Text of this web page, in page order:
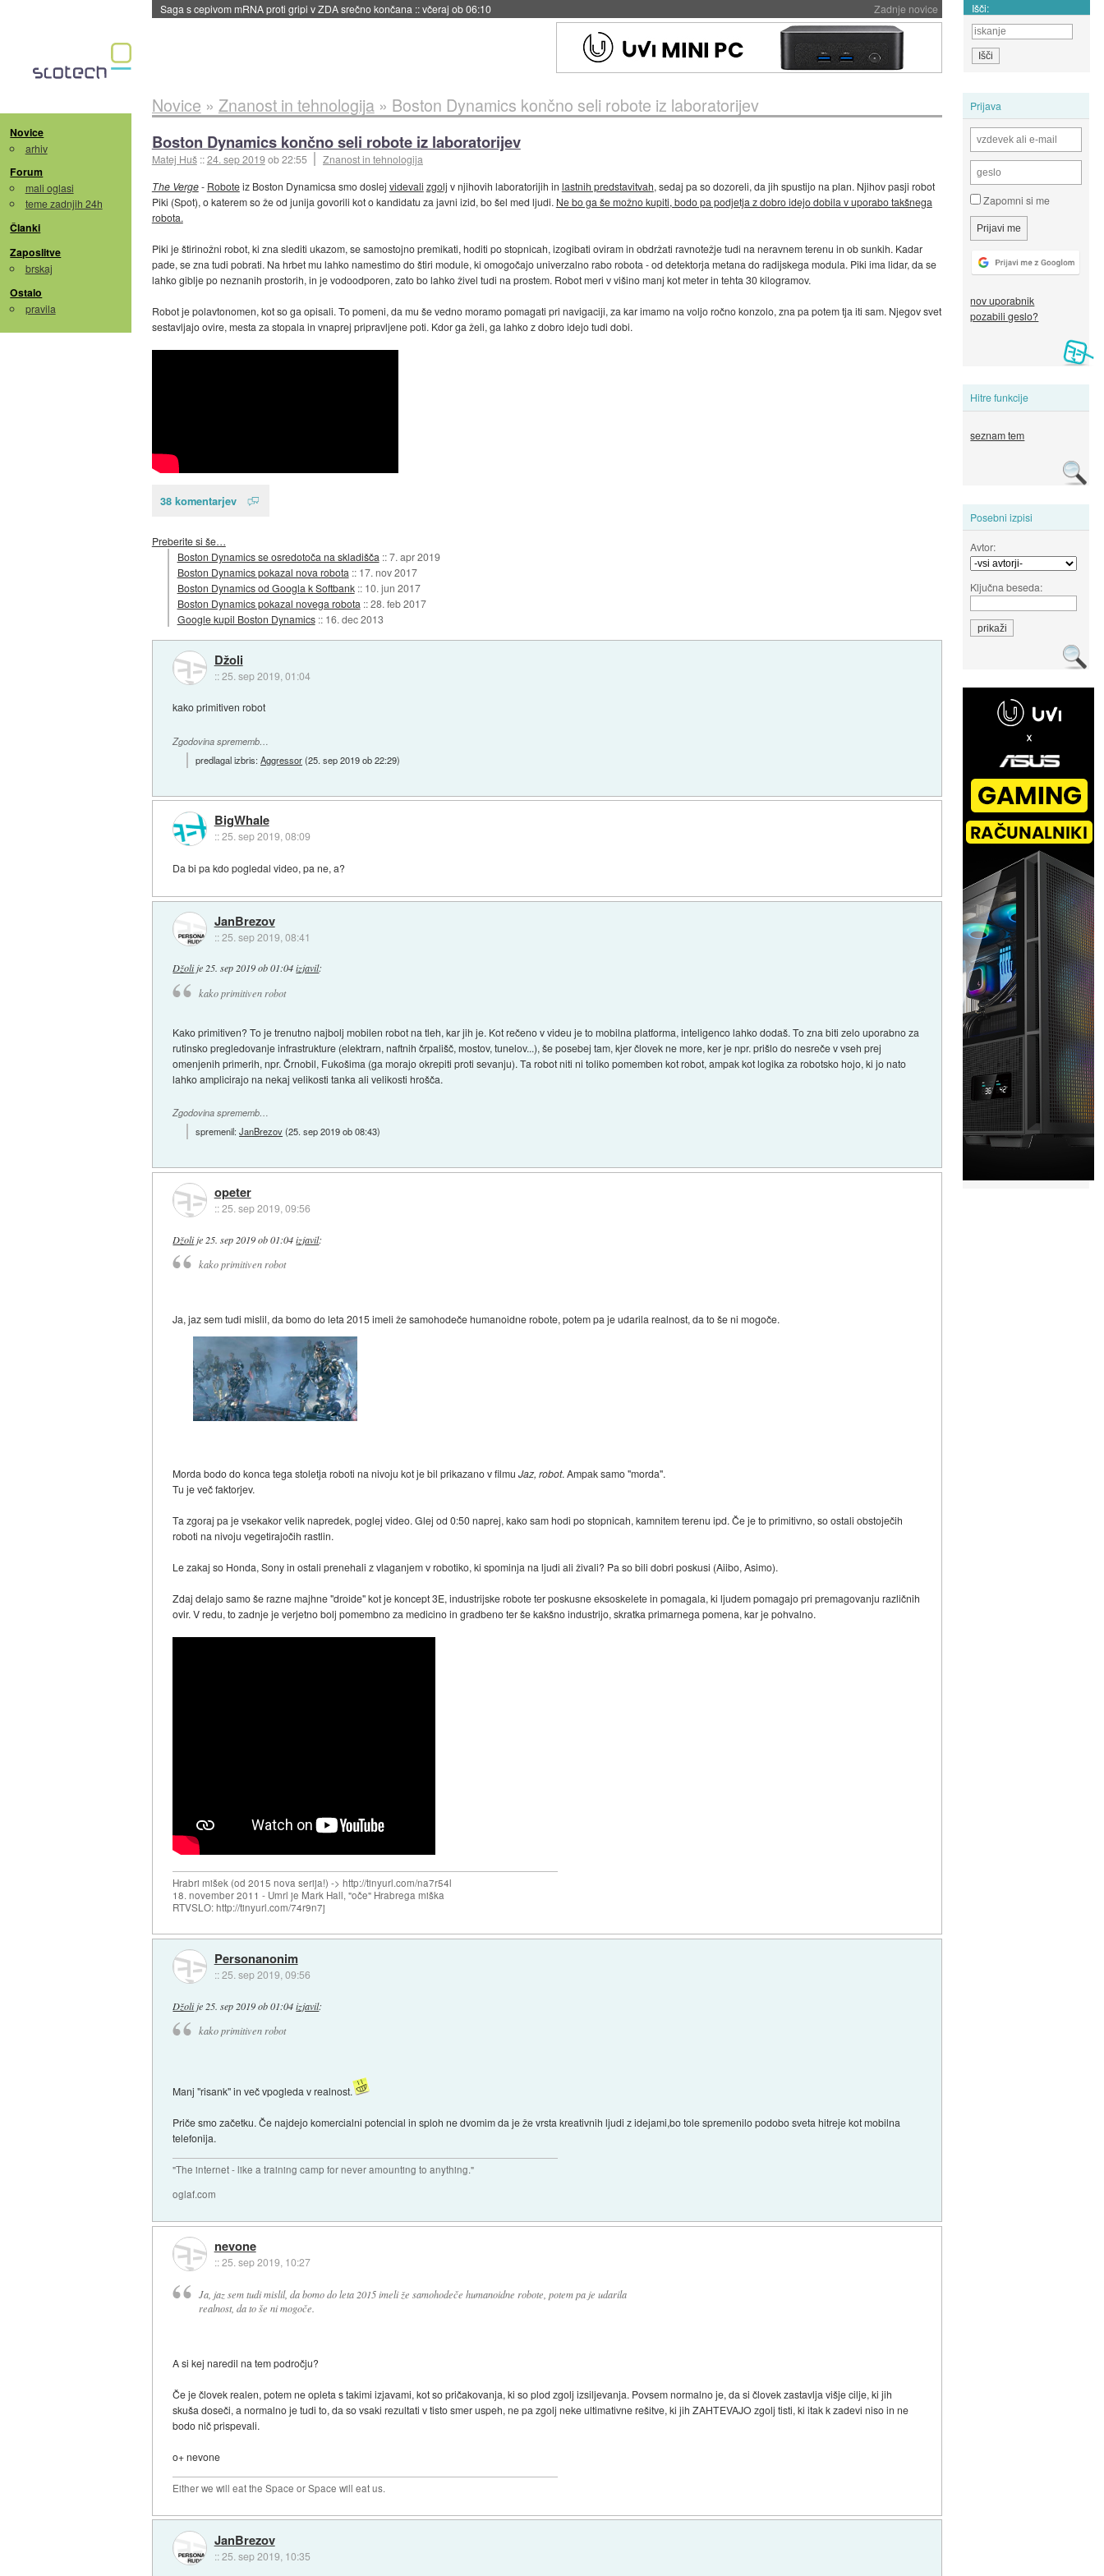
Zadnje novice
Saga s cepivom mRNA proti gripi v ZDA srečno končana ::včeraj ob 06:10 Išči:
Novice
arhiv
Forum
mali oglasi
teme zadnjih 24h
Članki
Zaposlitve
brskaj
Ostalo
pravila
Prijava
Zapomni si me
nov uporabnik
pozabili geslo?
Hitre funkcije
seznam tem
Posebni izpisi
Avtor:
Ključna beseda:
Novice » Znanost in tehnologija» Boston Dynamics končno seli robote iz laboratorijev
Boston Dynamics končno seli robote iz laboratorijev
Matej Huš ::24. sep 2019ob 22:55
Znanost in tehnologija
The Verge- Roboteiz Boston Dynamicsa smo doslej videvali zgolj v njihovih laboratorijih in lastnih predstavitvah, sedaj pa so dozoreli, da jih spustijo na plan. Njihov pasji robot
Piki (Spot), o katerem so že od junija govorili kot o kandidatu za javni izid, bo šel med ljudi. Ne bo ga še možno kupiti, bodo pa podjetja z dobro idejo dobila v uporabo takšnega
robota.
Piki je štirinožni robot, ki zna slediti ukazom, se samostojno premikati, hoditi po stopnicah, izogibati oviram in obdržati ravnotežje tudi na neravnem terenu in ob sunkih. Kadar
pade, se zna tudi pobrati. Na hrbet mu lahko namestimo do štiri module, ki omogočajo univerzalno rabo robota - od detektorja metana do radijskega modula. Piki ima lidar, da se
lahko giblje po neznanih prostorih, in je vodoodporen, zato bo lahko živel tudi na prostem. Robot meri v višino manj kot meter in tehta 30 kilogramov.
Robot je polavtonomen, kot so ga opisali. To pomeni, da mu še vedno moramo pomagati pri navigaciji, za kar imamo na voljo ročno konzolo, zna pa potem tja iti sam. Njegov svet
sestavljajo ovire, mesta za stopala in vnaprej pripravljene poti. Kdor ga želi, ga lahko z dobro idejo tudi dobi.
38 komentarjev
Preberite si še…
Boston Dynamics se osredotoča na skladišča ::7. apr 2019
Boston Dynamics pokazal nova robota :: 17. nov 2017
Boston Dynamics od Googla k Softbank :: 10. jun 2017
Boston Dynamics pokazal novega robota ::28. feb 2017
Google kupil Boston Dynamics :: 16. dec 2013
Džoli
::25. sep 2019, 01:04
kako primitiven robot
Zgodovina sprememb…
predlagal izbris:Aggressor(25. sep 2019 ob 22:29)
BigWhale
::25. sep 2019, 08:09
Da bi pa kdo pogledal video, pa ne, a?
JanBrezov
::25. sep 2019, 08:41
Džolije25. sep 2019 ob 01:04 izjavil:
kako primitiven robot
Kako primitiven? To je trenutno najbolj mobilen robot na tleh, kar jih je. Kot rečeno v videu je to mobilna platforma, inteligenco lahko dodaš. To zna biti zelo uporabno za
rutinsko pregledovanje infrastrukture (elektrarn, naftnih črpališč, mostov, tunelov...), še posebej tam, kjer človek ne more, ker je npr. prišlo do nesreče v vseh prej
omenjenih primerih, npr. Črnobil, Fukošima (ga morajo okrepiti proti sevanju). Ta robot niti ni toliko pomemben kot robot, ampak kot logika za robotsko hojo, ki jo nato
lahko amplicirajo na nekaj velikosti tanka ali velikosti hrošča.
Zgodovina sprememb…
spremenil:JanBrezov(25. sep 2019 ob 08:43)
opeter
::25. sep 2019, 09:56
Džolije 25. sep 2019 ob 01:04 izjavil:
kako primitiven robot
Ja, jaz sem tudi mislil, da bomo do leta 2015 imeli že samohodeče humanoidne robote, potem pa je udarila realnost, da to še ni mogoče.
Morda bodo do konca tega stoletja roboti na nivoju kot je bil prikazano v filmuJaz, robot. Ampak samo "morda".
Tu je več faktorjev.
Ta zgoraj pa je vsekakor velik napredek, poglej video. Glej od 0:50 naprej, kako sam hodi po stopnicah, kamnitem terenu ipd. Če je to primitivno, so ostali obstoječih
roboti na nivoju vegetirajočih rastlin.
Le zakaj so Honda, Sony in ostali prenehali z vlaganjem v robotiko, ki spominja na ljudi ali živali? Pa so bili dobri poskusi (Aiibo, Asimo).
Zdaj delajo samo še razne majhne "droide" kot je koncept 3E, industrijske robote ter poskusne eksoskelete in pomagala, ki ljudem pomagajo pri premagovanju različnih
ovir. V redu, to zadnje je verjetno bolj pomembno za medicino in gradbeno ter še kakšno industrijo, skratka primarnega pomena, kar je pohvalno.
Hrabri mišek (od 2015 nova serija!) -> http://tinyurl.com/na7r54l
18. november 2011 - Umrl je Mark Hall, "oče" Hrabrega miška
RTVSLO: http://tinyurl.com/74r9n7j
Personanonim
::25. sep 2019, 09:56
Džolije 25. sep 2019 ob 01:04 izjavil:
kako primitiven robot
Manj "risank" in več vpogleda v realnost.
Priče smo začetku. Če najdejo komercialni potencial in sploh ne dvomim da je že vrsta kreativnih ljudi z idejami,bo tole spremenilo podobo sveta hitreje kot mobilna
telefonija.
"The internet - like a training camp for never amounting to anything."
oglaf.com
nevone
::25. sep 2019, 10:27
Ja, jaz sem tudi mislil, da bomo do leta 2015 imeli že samohodeče humanoidne robote, potem pa je udarila
realnost, da to še ni mogoče.
A si kej naredil na tem področju?
Če je človek realen, potem ne opleta s takimi izjavami, kot so pričakovanja, ki so plod zgolj izsiljevanja. Povsem normalno je, da si človek zastavlja višje cilje, ki jih
skuša doseči, a normalno je tudi to, da so vsaki rezultati v tisto smer uspeh, ne pa zgolj neke ultimativne rešitve, ki jih ZAHTEVAJO zgolj tisti, ki itak k zadevi niso in ne
bodo nič prispevali.
o+ nevone
Either we will eat the Space or Space will eat us.
JanBrezov
::25. sep 2019, 10:35